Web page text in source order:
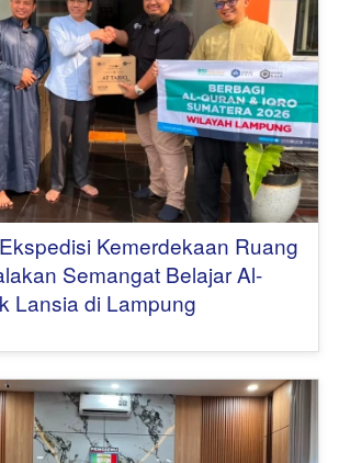
Kemerdekaan Ruang
Semangat Belajar Al-
Lansia di Lampung